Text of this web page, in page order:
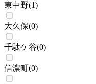
東中野(1)
大久保(0)
千駄ケ谷(0)
信濃町(0)